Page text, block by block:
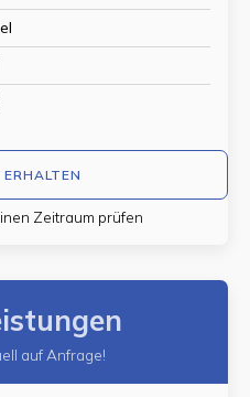
Zeitraum prüfen
auf Anfrage!